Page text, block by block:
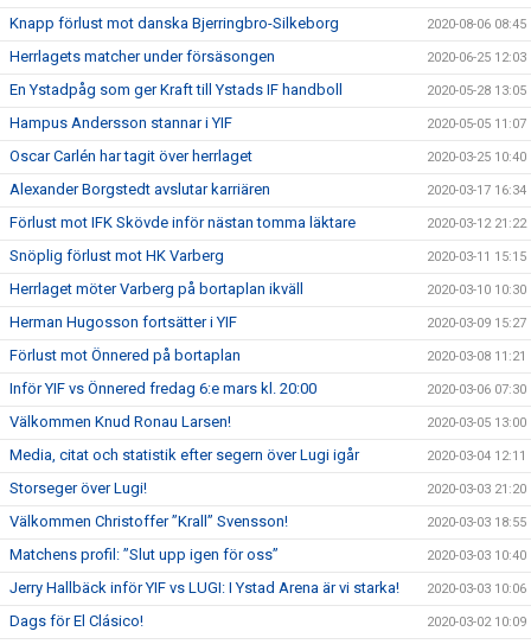
Knapp förlust mot danska Bjerringbro-Silkeborg 2020-08-06 08:45
Herrlagets matcher under försäsongen 2020-06-25 12:03
En Ystadpåg som ger Kraft till Ystads IF handboll 2020-05-28 13:05
Hampus Andersson stannar i YIF 2020-05-05 11:07
Oscar Carlén har tagit över herrlaget 2020-03-25 10:40
Alexander Borgstedt avslutar karriären 2020-03-17 16:34
Förlust mot IFK Skövde inför nästan tomma läktare 2020-03-12 21:22
Snöplig förlust mot HK Varberg 2020-03-11 15:15
Herrlaget möter Varberg på bortaplan ikväll 2020-03-10 10:30
Herman Hugosson fortsätter i YIF 2020-03-09 15:27
Förlust mot Önnered på bortaplan 2020-03-08 11:21
Inför YIF vs Önnered fredag 6:e mars kl. 20:00 2020-03-06 07:30
Välkommen Knud Ronau Larsen! 2020-03-05 13:00
Media, citat och statistik efter segern över Lugi igår 2020-03-04 12:11
Storseger över Lugi! 2020-03-03 21:20
Välkommen Christoffer ”Krall” Svensson! 2020-03-03 18:55
Matchens profil: ”Slut upp igen för oss” 2020-03-03 10:40
Jerry Hallbäck inför YIF vs LUGI: I Ystad Arena är vi starka! 2020-03-03 10:06
Dags för El Clásico! 2020-03-02 10:09